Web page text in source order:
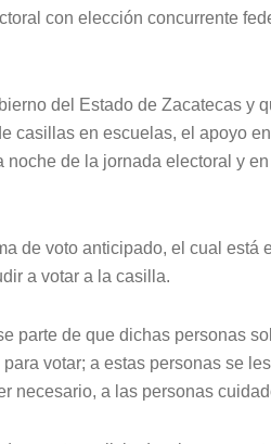
con elección concurrente
del Estado de Zacatecas y
casillas en escuelas, el apoyo
de la jornada electoral y en
de voto anticipado, el cual está
a votar a la casilla.
parte de que dichas personas
votar; a estas personas se
necesario, a las personas